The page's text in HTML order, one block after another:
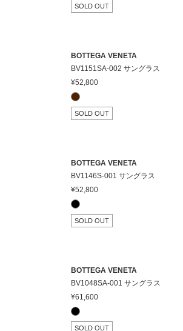
SOLD OUT
BOTTEGA VENETA
BV1151SA-002 サングラス
¥52,800
SOLD OUT
BOTTEGA VENETA
BV1146S-001 サングラス
¥52,800
SOLD OUT
BOTTEGA VENETA
BV1048SA-001 サングラス
¥61,600
SOLD OUT